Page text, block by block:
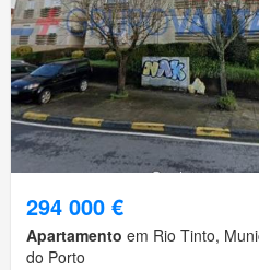
294 000 €
Apartamento em Rio Tinto,
do Porto